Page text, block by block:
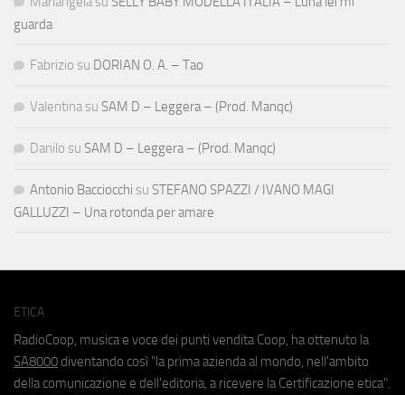
guarda
Fabrizio su DORIAN O. A. – Tao
Valentina su SAM D – Leggera – (Prod. Manqc)
Danilo su SAM D – Leggera – (Prod. Manqc)
Antonio Bacciocchi su STEFANO SPAZZI / IVANO MAGI
GALLUZZI – Una rotonda per amare
ETICA
RadioCoop, musica e voce dei punti vendita Coop, ha ottenuto la
SA8000 diventando così "la prima azienda al mondo, nell'ambito
della comunicazione e dell'editoria, a ricevere la Certificazione etica".